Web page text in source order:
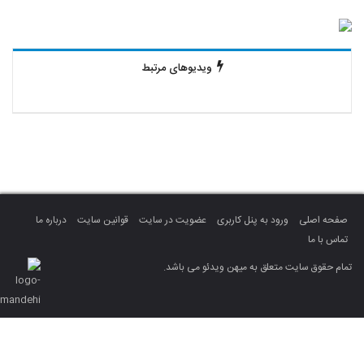
ویدیوهای مرتبط
صفحه اصلی ورود به پنل کاربری عضویت در سایت قوانین سایت
درباره ما
تماس با ما
تمام حقوق سایت متعلق به میهن ویدئو می باشد.